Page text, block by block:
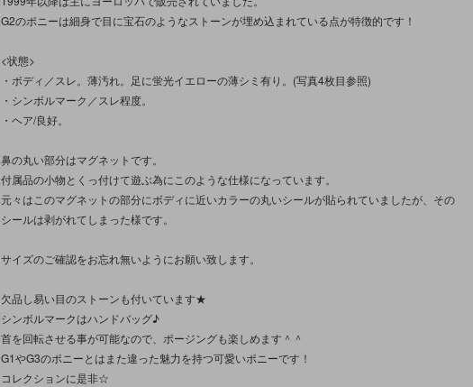
G2のポニーは細身で目に宝石のようなストーンが埋め込まれている点が特徴的です！
<状態>
・ボディ／スレ。薄汚れ。足に蛍光イエローの薄シミ有り。(写真4枚目参照)
・シンボルマーク／スレ程度。
・ヘア/良好。
鼻の丸い部分はマグネットです。
付属品の小物とくっ付けて遊ぶ為にこのような仕様になっています。
元々はこのマグネットの部分にボディに近いカラーの丸いシールが貼られていましたが、その
シールは剥がれてしまった様です。
サイズのご確認をお忘れ無いようにお願い致します。
欠品し易い目のストーンも付いています★
シンボルマークはハンドバッグ♪
首を回転させる事が可能なので、ポージングも楽しめます＾＾
G1やG3のポニーとはまた違った魅力を持つ可愛いポニーです！
コレクションに是非☆